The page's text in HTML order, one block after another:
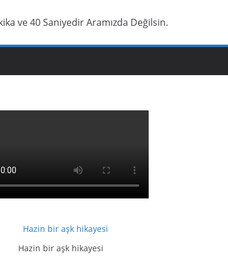
ve 41 Saniyedir Aramızda Değilsin.
Hazin bir aşk hikayesi